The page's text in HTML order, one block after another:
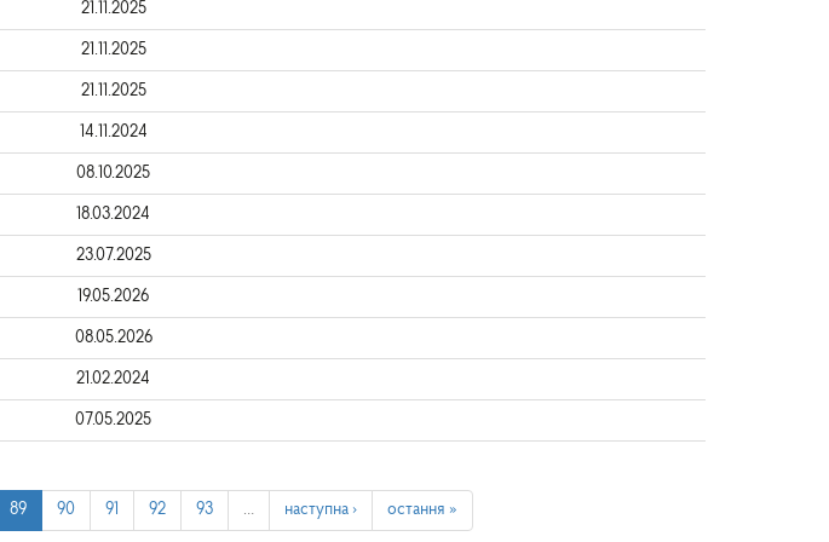
21.11.2025
21.11.2025
21.11.2025
14.11.2024
08.10.2025
18.03.2024
23.07.2025
19.05.2026
08.05.2026
21.02.2024
07.05.2025
89 90 91 92 93 … наступна › остання »